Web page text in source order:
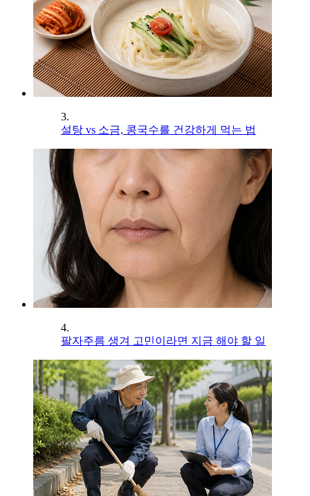
3.
설탕 vs 소금, 콩국수를 건강하게 먹는 법
4.
팔자주름 생겨 고민이라면 지금 해야 할 일